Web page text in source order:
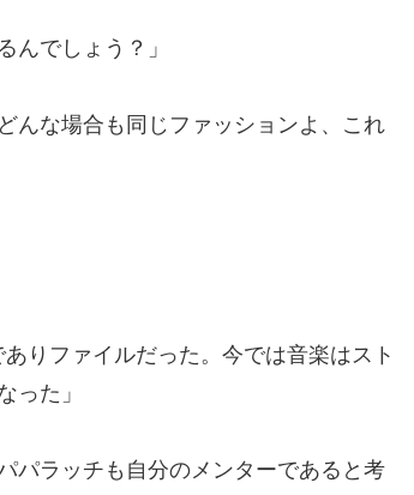
んでしょう？」
んな場合も同じファッションよ、これ
りファイルだった。今では音楽はスト
った」
パラッチも自分のメンターであると考